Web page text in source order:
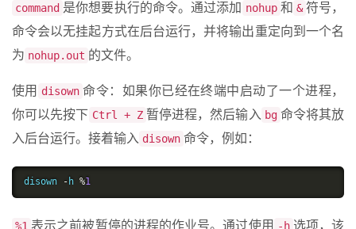
command 是你想要执行的命令。通过添加 nohup 和 & 符号，
命令会以无挂起方式在后台运行，并将输出重定向到一个名
为 nohup.out 的文件。
使用 disown 命令：如果你已经在终端中启动了一个进程，
你可以先按下 Ctrl + Z 暂停进程，然后输入 bg 命令将其放
入后台运行。接着输入 disown 命令，例如：
disown - h %1
%1 表示之前被暂停的进程的作业号。通过使用 -h 选项，该